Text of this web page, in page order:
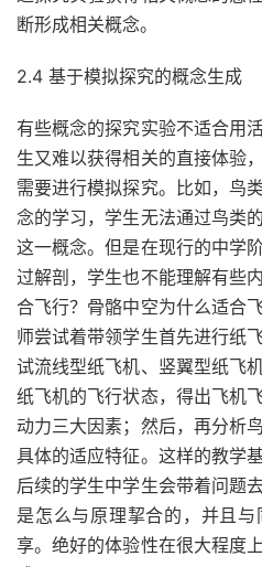
断形成相关概念。
2.4 基于模拟探究的概念生成
有些概念的探究实验不适合用
生又难以获得相关的直接体验
需要进行模拟探究。比如，鸟
念的学习，学生无法通过鸟类
这一概念。但是在现行的中学
过解剖，学生也不能理解有些
合飞行？骨骼中空为什么适合
师尝试着带领学生首先进行纸
试流线型纸飞机、竖翼型纸飞
纸飞机的飞行状态，得出飞机
动力三大因素；然后，再分析
具体的适应特征。这样的教学
后续的学生中学生会带着问题
是怎么与原理挈合的，并且
享。绝好的体验性在很大程度